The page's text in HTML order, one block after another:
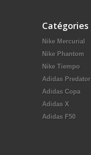
Catégories
Nike Mercurial
Nike Phantom
Nike Tiempo
Adidas Predator
Adidas Copa
Adidas X
Adidas F50